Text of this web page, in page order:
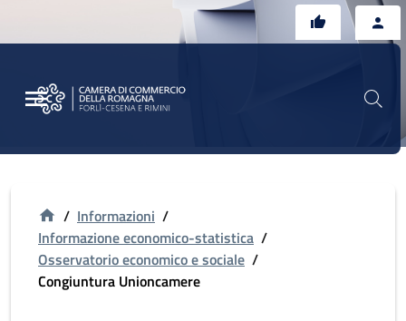
/ Informazioni /
Informazione economico-statistica /
Osservatorio economico e sociale /
Congiuntura Unioncamere